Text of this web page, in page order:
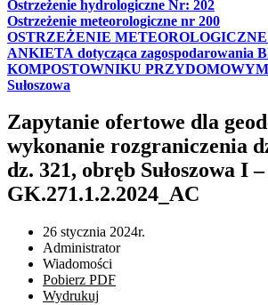
Ostrzeżenie hydrologiczne Nr: 202
Ostrzeżenie meteorologiczne nr 200
OSTRZEŻENIE METEOROLOGICZNE
ANKIETA dotycząca zagospodarowania
KOMPOSTOWNIKU PRZYDOMOWYM
Sułoszowa
Zapytanie ofertowe dla
wykonanie rozgraniczenia
dz. 321, obręb Sułoszowa I –
GK.271.1.2.2024_AC
26 stycznia 2024r.
Administrator
Wiadomości
Pobierz PDF
Wydrukuj